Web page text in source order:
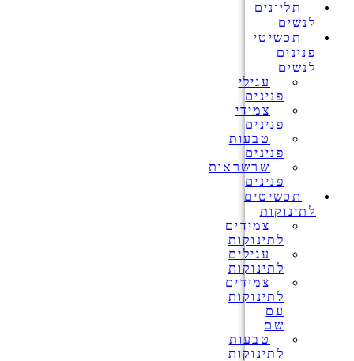
תליונים
לנשים
תכשיטי
פנינים
לנשים
עגילי
פנינים
צמידי
פנינים
טבעות
פנינים
שרשראות
פנינים
תכשיטים
לתינוקות
צמידים
לתינוקות
עגילים
לתינוקות
צמידים
לתינוקות
עם
שם
טבעות
לתינוקות